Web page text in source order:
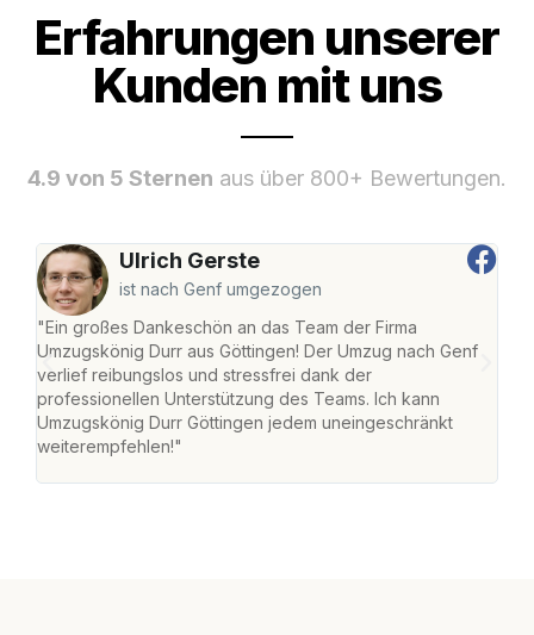
Erfahrungen unserer
Kunden mit uns
4.9 von 5 Sternen aus über 800+ Bewertungen.
Ulrich Gerste
ist nach Genf umgezogen
"Ein großes Dankeschön an das Team der Firma
Umzugskönig Durr aus Göttingen! Der Umzug nach Genf
verlief reibungslos und stressfrei dank der
professionellen Unterstützung des Teams. Ich kann
Umzugskönig Durr Göttingen jedem uneingeschränkt
weiterempfehlen!"